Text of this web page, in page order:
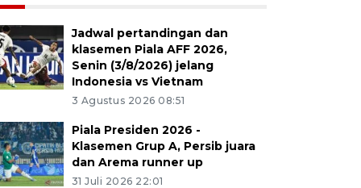
Jadwal pertandingan dan
klasemen Piala AFF 2026,
Senin (3/8/2026) jelang
Indonesia vs Vietnam
3 Agustus 2026 08:51
Piala Presiden 2026 -
Klasemen Grup A, Persib juara
dan Arema runner up
31 Juli 2026 22:01